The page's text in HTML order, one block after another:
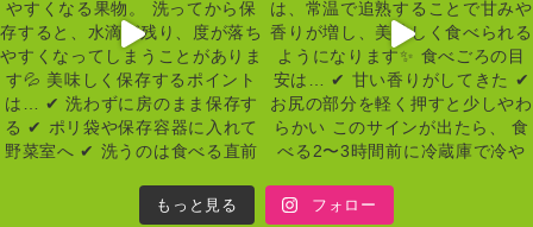
もっと見る フォロー